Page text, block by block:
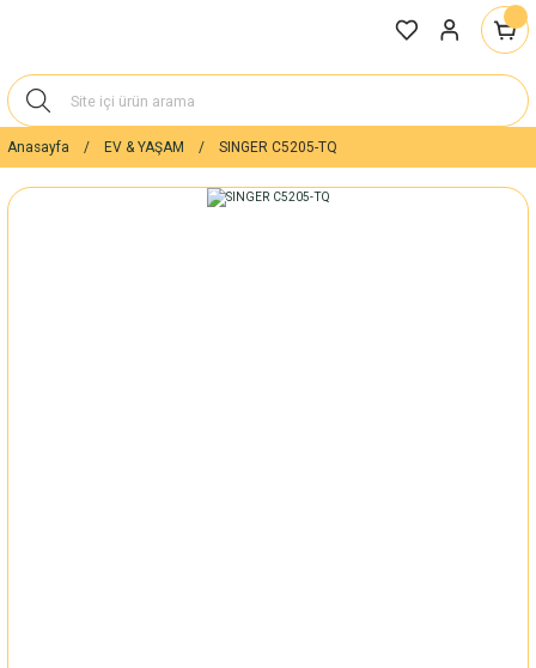
Anasayfa EV & YAŞAM SINGER C5205-TQ